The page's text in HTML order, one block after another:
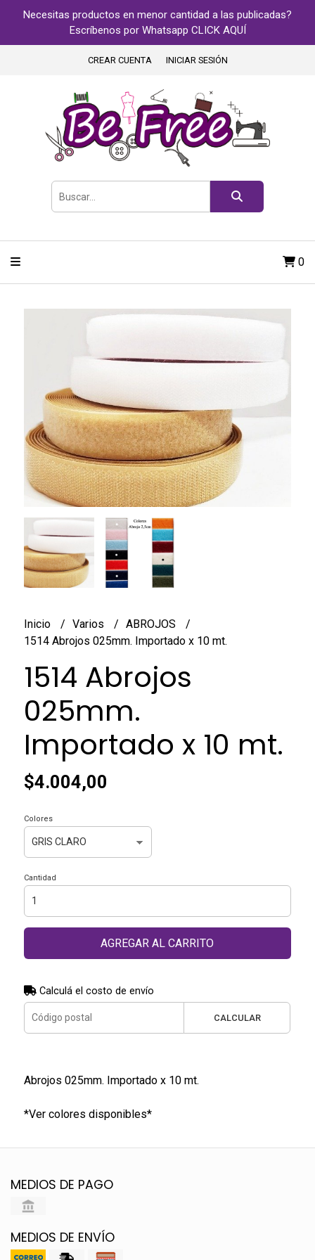
Necesitas productos en menor cantidad a las publicadas?
Escríbenos por Whatsapp CLICK AQUÍ
CREAR CUENTA INICIAR SESIÓN
0
Inicio Varios
ABROJOS
1514 Abrojos 025mm. Importado x 10 mt.
1514 Abrojos
025mm.
Importado x 10 mt.
$4.004,00
Colores
Cantidad
AGREGAR AL CARRITO
Calculá el costo de envío
CALCULAR
Abrojos 025mm. Importado x 10 mt.
*Ver colores disponibles*
MEDIOS DE PAGO
MEDIOS DE ENVÍO